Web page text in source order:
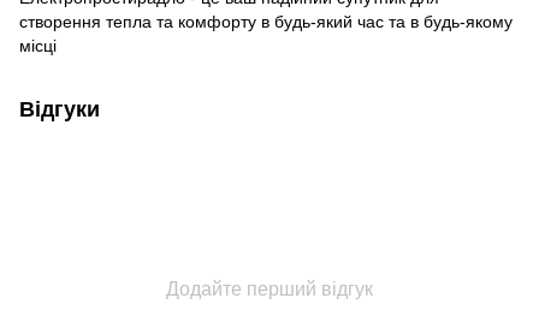
створення тепла та комфорту в будь-який час та в будь-якому
місці
Відгуки
Додайте перший відгук